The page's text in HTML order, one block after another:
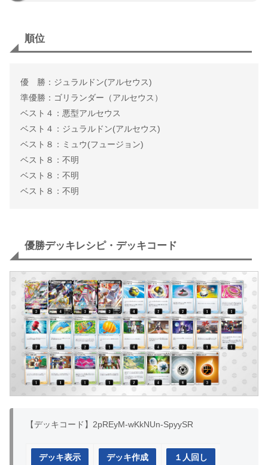
順位
優 勝：ジュラルドン(アルセウス)
準優勝：ゴリランダー（アルセウス）
ベスト４：悪型アルセウス
ベスト４：ジュラルドン(アルセウス)
ベスト８：ミュウ(フュージョン)
ベスト８：不明
ベスト８：不明
ベスト８：不明
優勝デッキレシピ・デッキコード
【デッキコード】2pREyM-wKkNUn-SpyySR
デッキ表示 デッキ作成 １人回し